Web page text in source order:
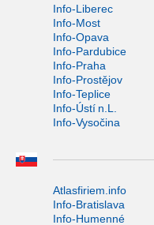
Info-Liberec
Info-Most
Info-Opava
Info-Pardubice
Info-Praha
Info-Prostějov
Info-Teplice
Info-Ústí n.L.
Info-Vysočina
Atlasfiriem.info
Info-Bratislava
Info-Humenné